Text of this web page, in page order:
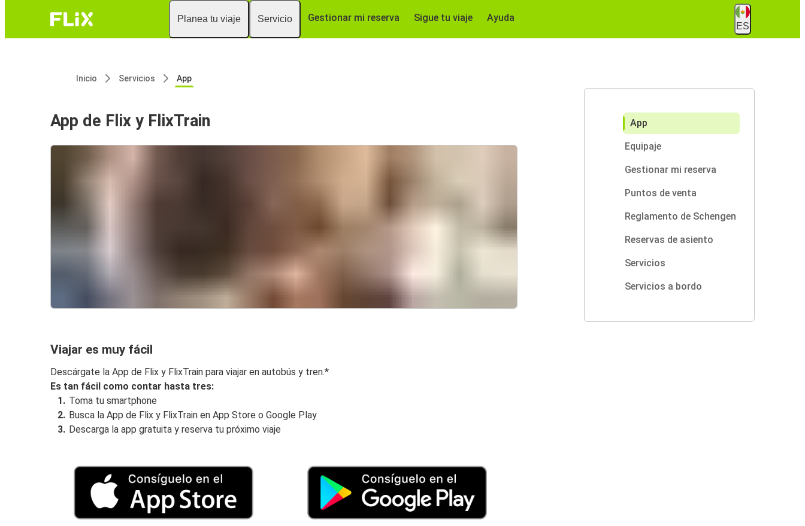
Planea tu viaje Servicio Gestionar mi reserva Sigue tu viaje Ayuda
ES
Inicio Servicios App
App de Flix y FlixTrain
Viajar es muy fácil
Descárgate la App de Flix y FlixTrain para viajar en autobús y tren.*
Es tan fácil como contar hasta tres:
Toma tu smartphone
Busca la App de Flix y FlixTrain en App Store o Google Play
Descarga la app gratuita y reserva tu próximo viaje
App
Equipaje
Gestionar mi reserva
Puntos de venta
Reglamento de Schengen
Reservas de asiento
Servicios
Servicios a bordo